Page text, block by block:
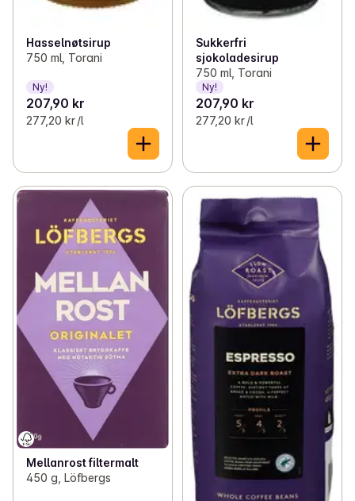
Hasselnøtsirup
750 ml, Torani
Ny!
207,90 kr
277,20 kr /l
Sukkerfri
sjokoladesirup
750 ml, Torani
Ny!
207,90 kr
277,20 kr /l
Mellanrost filtermalt
450 g, Löfbergs